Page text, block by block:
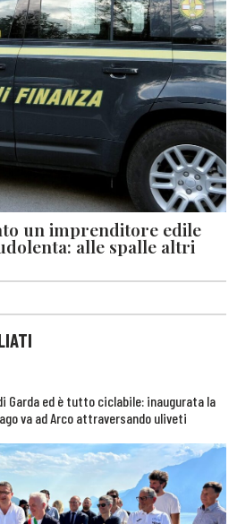
un imprenditore edile
alle spalle altri
Garda ed è tutto ciclabile: inaugurata la
va ad Arco attraversando uliveti